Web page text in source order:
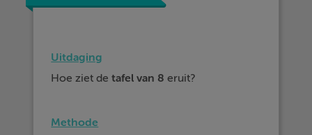
Uitdaging
Hoe ziet detafel van 8 eruit?
Methode